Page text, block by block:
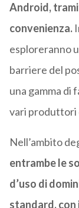
Android,
convenienza.
esploreranno
barriere del
una gamma di
vari produttori
Nell’ambito
entrambe le
d’uso di
standard, con